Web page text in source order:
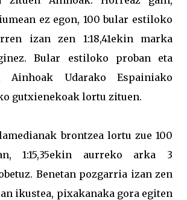
ez egon, 100 bular estiloko
izan zen 1:18,41ekin marka
Bular estiloko proban eta
Ainhoak Udarako Espainiako
gutxienekoak lortu zituen.
brontzea lortu zue 100
1:15,35ekin aurreko arka 3
Benetan pozgarria izan zen
ikustea, pixakanaka gora egiten